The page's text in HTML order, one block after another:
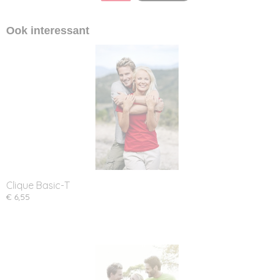
Ook interessant
Clique Basic-T
€ 6,55